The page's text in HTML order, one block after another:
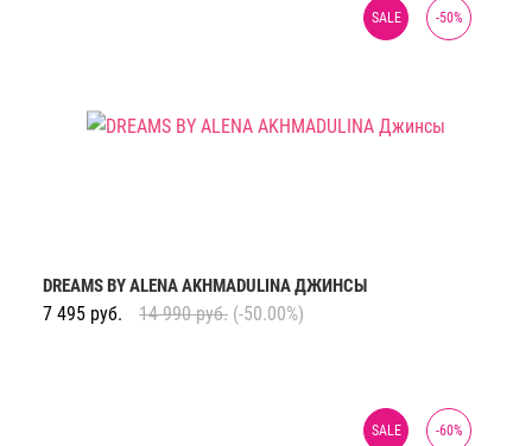
-50%
SALE
DREAMS BY ALENA AKHMADULINA ДЖИНСЫ
7 495 руб. 14 990 руб. (-50.00%)
-60%
SALE